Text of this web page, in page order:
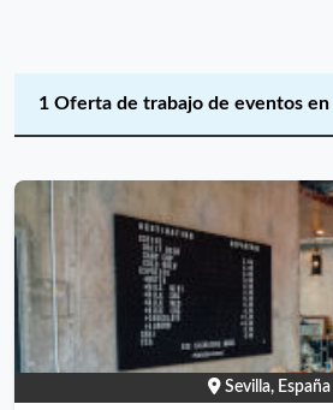
1 Oferta de trabajo de eventos en
Sevilla, España